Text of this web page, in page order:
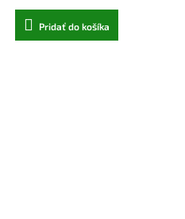
Pridať do košíka